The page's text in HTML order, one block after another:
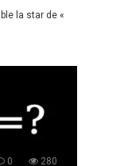
la star de «
0 280